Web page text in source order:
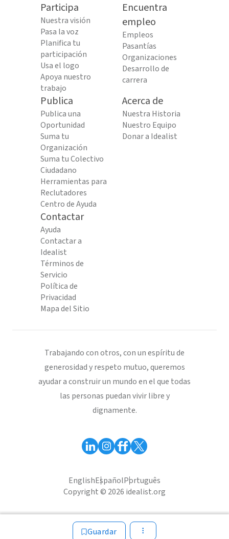
Guardar
Participa
Nuestra visión
Pasa la voz
Planifica tu
participación
Usa el logo
Apoya nuestro
trabajo
Encuentra
empleo
Empleos
Pasantías
Organizaciones
Desarrollo de
carrera
Publica
Publica una
Oportunidad
Suma tu
Organización
Suma tu Colectivo
Ciudadano
Herramientas para
Reclutadores
Centro de Ayuda
Acerca de
Nuestra Historia
Nuestro Equipo
Donar a Idealist
Contactar
Ayuda
Contactar a
Idealist
Términos de
Servicio
Política de
Privacidad
Mapa del Sitio
Trabajando con otros, con un espíritu de
generosidad y respeto mutuo, queremos
ayudar a construir un mundo en el que todas
las personas puedan vivir libre y
dignamente.
EnglishEspañolPortuguês
Copyright © 2026 idealist.org